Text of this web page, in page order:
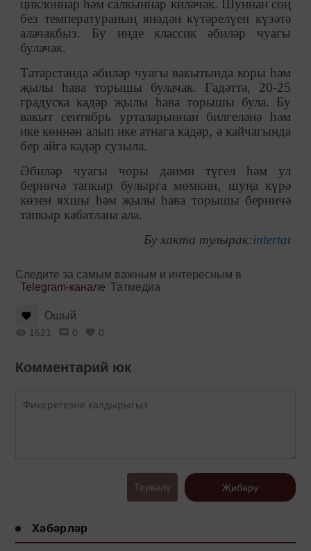
циклоннар һәм салкыннар киләчәк. Шуннан соң
без температураның янәдән күтәрелүен күзәтә
алачакбыз. Бу инде классик әбиләр чуагы
булачак.
Татарстанда әбиләр чуагы вакытында коры һәм
җылы һава торышы булачак. Гадәттә, 20-25
градуска кадәр җылы һава торышы була. Бу
вакыт сентябрь урталарыннан билгеләнә һәм
ике көннән алып ике атнага кадәр, ә кайчагында
бер айга кадәр сузыла.
Әбиләр чуагы чоры даими түгел һәм ул
берничә тапкыр булырга мөмкин, шуңа күрә
көзен яхшы һәм җылы һава торышы берничә
тапкыр кабатлана ала.
Бу хакта тулырак:intertat
Следите за самым важным и интересным в
Telegram-канале Татмедиа
Ошый
1621 0 0
Комментарий юк
Теркәлү Җибәрү
Хәбәрләр